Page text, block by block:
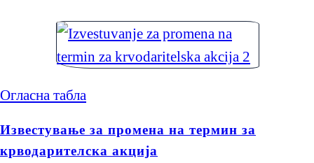
Огласна табла
Известување за промена на термин за
крводарителска акција